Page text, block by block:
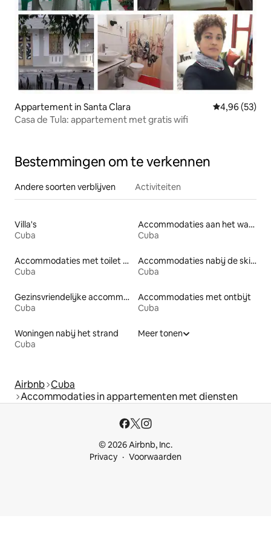
Appartement in Santa Clara Gemiddelde
4,96 (53)
Casa de Tula: appartement met gratis wifi
Bestemmingen om te verkennen
Andere soorten verblijven Activiteiten
Villa's
Cuba
Accommodaties aan het water
Cuba
Accommodaties met toilet op toegankelijke hoogte
Cuba
Accommodaties nabij de skipiste
Cuba
Gezinsvriendelijke accommodaties
Cuba
Accommodaties met ontbijt
Cuba
Woningen nabij het strand
Cuba
Meer tonen
Airbnb Cuba
Accommodaties in appartementen met diensten
© 2026 Airbnb, Inc.
Privacy
Voorwaarden